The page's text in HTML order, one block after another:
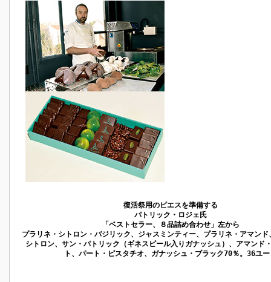
復活祭用のピエスを準備する
パトリック・ロジェ氏
「ベストセラー、８品詰め合わせ」左から
プラリネ・シトロン・バジリック、ジャスミンティー、プラリネ・アマン
シトロン、サン・パトリック（ギネスビール入りガナッシュ）、アマンド
ト、パート・ピスタチオ、ガナッシュ・ブラック70％。36ユ